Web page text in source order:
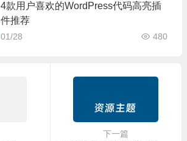
4款用户喜欢的WordPress代码高亮插
件推荐
01/28 480
下一篇